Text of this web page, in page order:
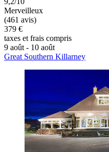
Merveilleux
(461 avis)
379 €
taxes et frais compris
9 août - 10 août
Great Southern Killarney